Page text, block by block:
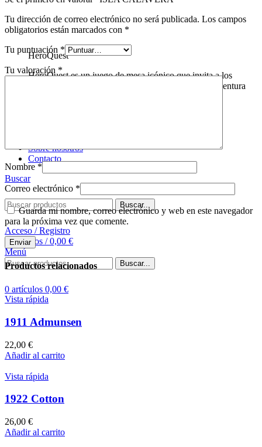
HeroQuest
HeroQuest es un juego de mesa icónico que invita a los
jugadores a sumergirse en un mundo de fantasía y aventura
Sobre nosotros
Contacto
Buscar
Buscar...
Acceso / Registro
0artículos / 0,00 €
Menú
Buscar...
0 artículos 0,00 €
Tu dirección de correo electrónico no será publicada. Los campos
obligatorios están marcados con *
Tu puntuación *
Tu valoración *
Nombre *
Correo electrónico *
Guarda mi nombre, correo electrónico y web en este navegador
para la próxima vez que comente.
Productos relacionados
Vista rápida
1911 Admunsen
22,00 €
Añadir al carrito
Vista rápida
1922 Cotton
26,00 €
Añadir al carrito